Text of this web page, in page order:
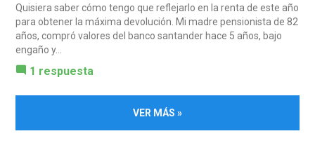
Quisiera saber cómo tengo que reflejarlo en la renta de este año
para obtener la máxima devolución. Mi madre pensionista de 82
años, compró valores del banco santander hace 5 años, bajo
engaño y...
1 respuesta
VER MÁS »